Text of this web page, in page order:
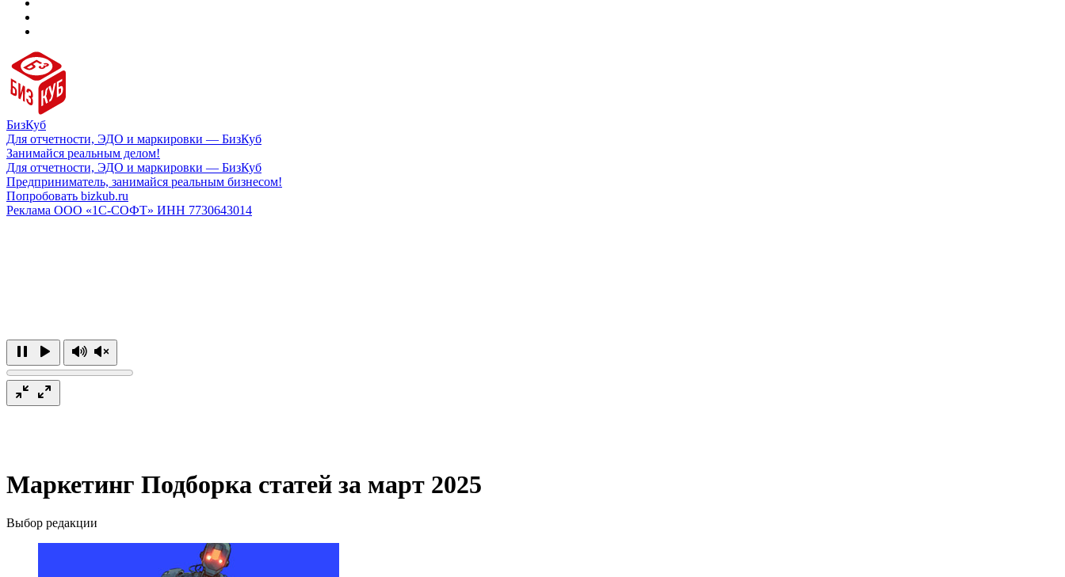
БизКуб
Для отчетности, ЭДО и маркировки — БизКуб
Занимайся реальным делом!
Для отчетности, ЭДО и маркировки — БизКуб
Предприниматель, занимайся реальным бизнесом!
Попробовать bizkub.ru
Реклама ООО «1С-СОФТ» ИНН 7730643014
Маркетинг Подборка статей за март 2025
Выбор редакции